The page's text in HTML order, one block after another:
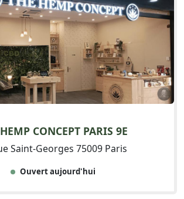
CONCEPT PARIS 9E
Saint-Georges 75009 Paris
Ouvert aujourd'hui